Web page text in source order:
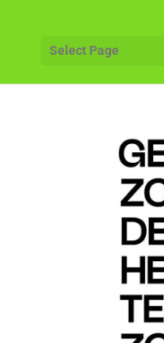
Select Page